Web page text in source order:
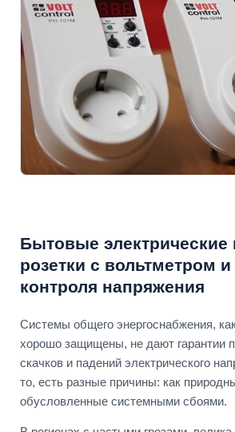
Бытовые электрические
розетки с вольтметром и
контроля напряжения
Системы общего энергоснабжения,
хорошо защищены, не дают гарантии
скачков и падений электрического
то, есть разные причины: как
обусловленные системными сбоями.